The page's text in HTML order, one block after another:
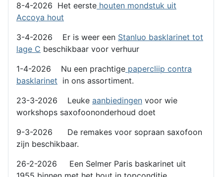
8-4-2026 Het eerste houten mondstuk uit
Accoya hout
3-4-2026 Er is weer een Stanluo basklarinet tot
lage C beschikbaar voor verhuur
1-4-2026 Nu een prachtige papercliip contra
basklarinet in ons assortiment.
23-3-2026 Leuke aanbiedingen voor wie
workshops saxofoononderhoud doet
9-3-2026 De remakes voor sopraan saxofoon
zijn beschikbaar.
26-2-2026 Een Selmer Paris baskarinet uit